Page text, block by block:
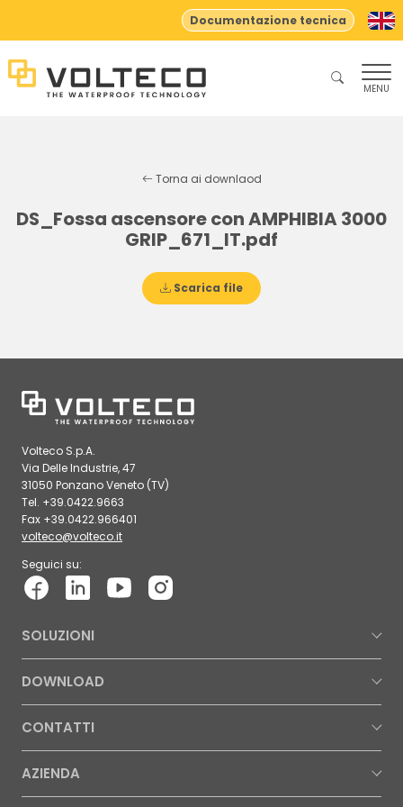
Documentazione tecnica
MENU
Torna ai downlaod
DS_Fossa ascensore con AMPHIBIA 3000
GRIP_671_IT.pdf
Scarica file
Volteco S.p.A.
Via Delle Industrie, 47
31050 Ponzano Veneto (TV)
Tel. +39.0422.9663
Fax +39.0422.966401
volteco@volteco.it
Seguici su:
SOLUZIONI
DOWNLOAD
CONTATTI
AZIENDA